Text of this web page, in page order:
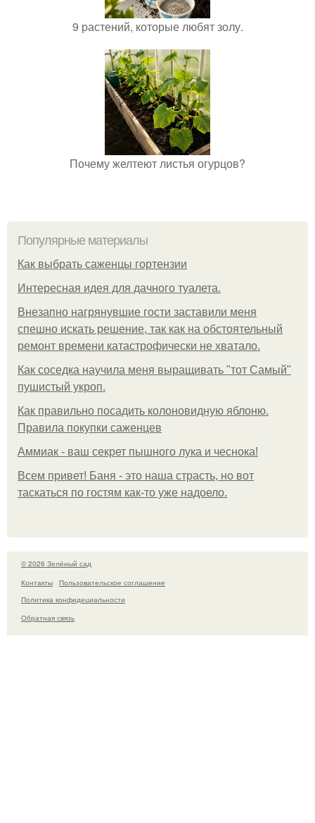
9 растений, которые любят золу.
Почему желтеют листья огурцов?
Популярные материалы
Как выбрать саженцы гортензии
Интересная идея для дачного туалета.
Внезапно нагрянувшие гости заставили меня
спешно искать решение, так как на обстоятельный
ремонт времени катастрофически не хватало.
Как соседка научила меня выращивать "тот Самый"
пушистый укроп.
Как правильно посадить колоновидную яблоню.
Правила покупки саженцев
Аммиак - ваш секрет пышного лука и чеснока!
Всем привет! Баня - это наша страсть, но вот
таскаться по гостям как-то уже надоело.
© 2026 Зелёный сад
Контакты
Пользовательское соглашение
Политика конфидециальности
Обратная связь